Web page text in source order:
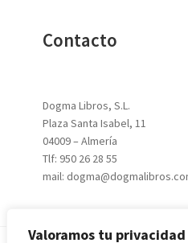
Valoramos tu privacidad
Contacto
Dogma Libros, S.L.
Plaza Santa Isabel, 11
04009 – Almería
Tlf: 950 26 28 55
mail: